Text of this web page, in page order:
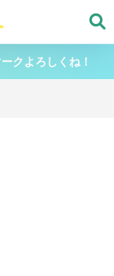
クよろしくね！